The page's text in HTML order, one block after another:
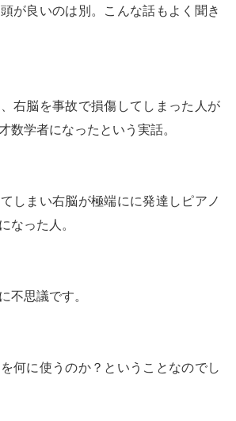
が良いのは別。こんな話もよく聞き
右脳を事故で損傷してしまった人が
数学者になったという実話。
しまい右脳が極端にに発達しピアノ
なった人。
不思議です。
何に使うのか？ということなのでし